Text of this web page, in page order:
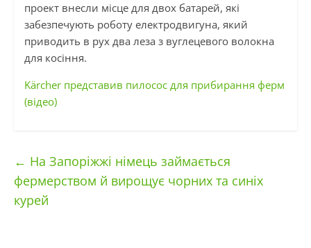
проект внесли місце для двох батарей, які
забезпечують роботу електродвигуна, який
приводить в рух два леза з вуглецевого волокна
для косіння.
Kärcher представив пилосос для прибирання ферм
(відео)
← На Запоріжжі німець займається
фермерством й вирощує чорних та синіх
курей